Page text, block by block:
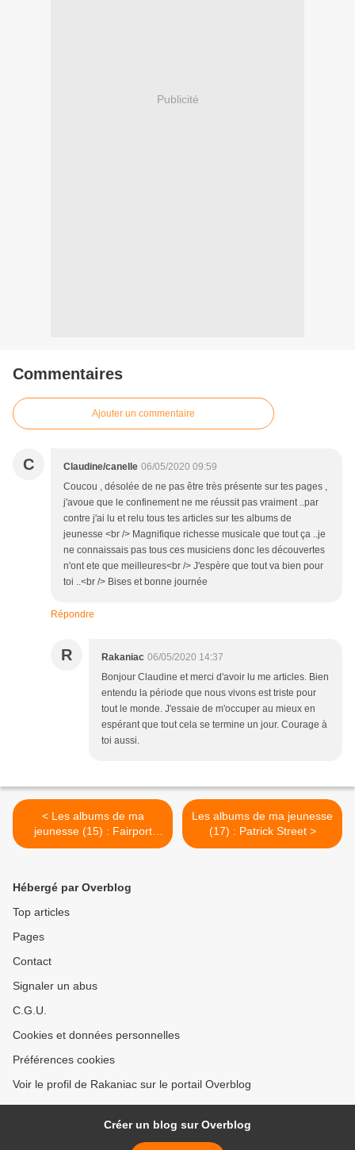
Publicité
Commentaires
Ajouter un commentaire
C Claudine/canelle 06/05/2020 09:59
Coucou , désolée de ne pas être très présente sur tes pages ,
j'avoue que le confinement ne me réussit pas vraiment ..par
contre j'ai lu et relu tous tes articles sur tes albums de
jeunesse <br /> Magnifique richesse musicale que tout ça ..je
ne connaissais pas tous ces musiciens donc les découvertes
n'ont ete que meilleures<br /> J'espère que tout va bien pour
toi ..<br /> Bises et bonne journée
Répondre
R Rakaniac 06/05/2020 14:37
Bonjour Claudine et merci d'avoir lu me articles. Bien
entendu la période que nous vivons est triste pour
tout le monde. J'essaie de m'occuper au mieux en
espérant que tout cela se termine un jour. Courage à
toi aussi.
< Les albums de ma
jeunesse (15) : Fairport
Convention "Liege and Lief"
Les albums de ma jeunesse
(17) : Patrick Street >
Hébergé par Overblog
Top articles
Pages
Contact
Signaler un abus
C.G.U.
Cookies et données personnelles
Préférences cookies
Voir le profil de Rakaniac sur le portail Overblog
Créer un blog sur Overblog